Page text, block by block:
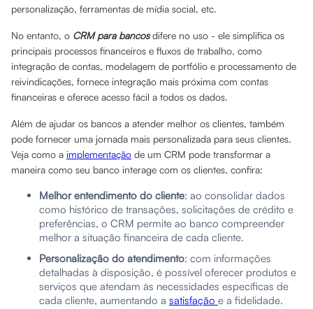
personalização, ferramentas de mídia social, etc.
No entanto, o CRM para bancosdifere no uso - ele simplifica os
principais processos financeiros e fluxos de trabalho, como
integração de contas, modelagem de portfólio e processamento de
reivindicações, fornece integração mais próxima com contas
financeiras e oferece acesso fácil a todos os dados.
Além de ajudar os bancos a atender melhor os clientes, também
pode fornecer uma jornada mais personalizada para seus clientes.
Veja como a implementação de um CRM pode transformar a
maneira como seu banco interage com os clientes, confira:
Melhor entendimento do cliente: ao consolidar dados
como histórico de transações, solicitações de crédito e
preferências, o CRM permite ao banco compreender
melhor a situação financeira de cada cliente.
Personalização do atendimento: com informações
detalhadas à disposição, é possível oferecer produtos e
serviços que atendam às necessidades específicas de
cada cliente, aumentando a satisfação e a fidelidade.